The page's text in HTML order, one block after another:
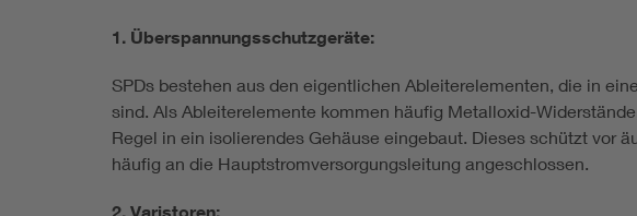
1. Überspannungsschutzgeräte:
SPDs bestehen aus den eigentlichen Ableiterelementen, die in
sind. Als Ableiterelemente kommen häufig Metalloxid-
Regel in ein isolierendes Gehäuse eingebaut. Dieses schützt vor
häufig an die Hauptstromversorgungsleitung angeschlossen.
2. Varistoren: